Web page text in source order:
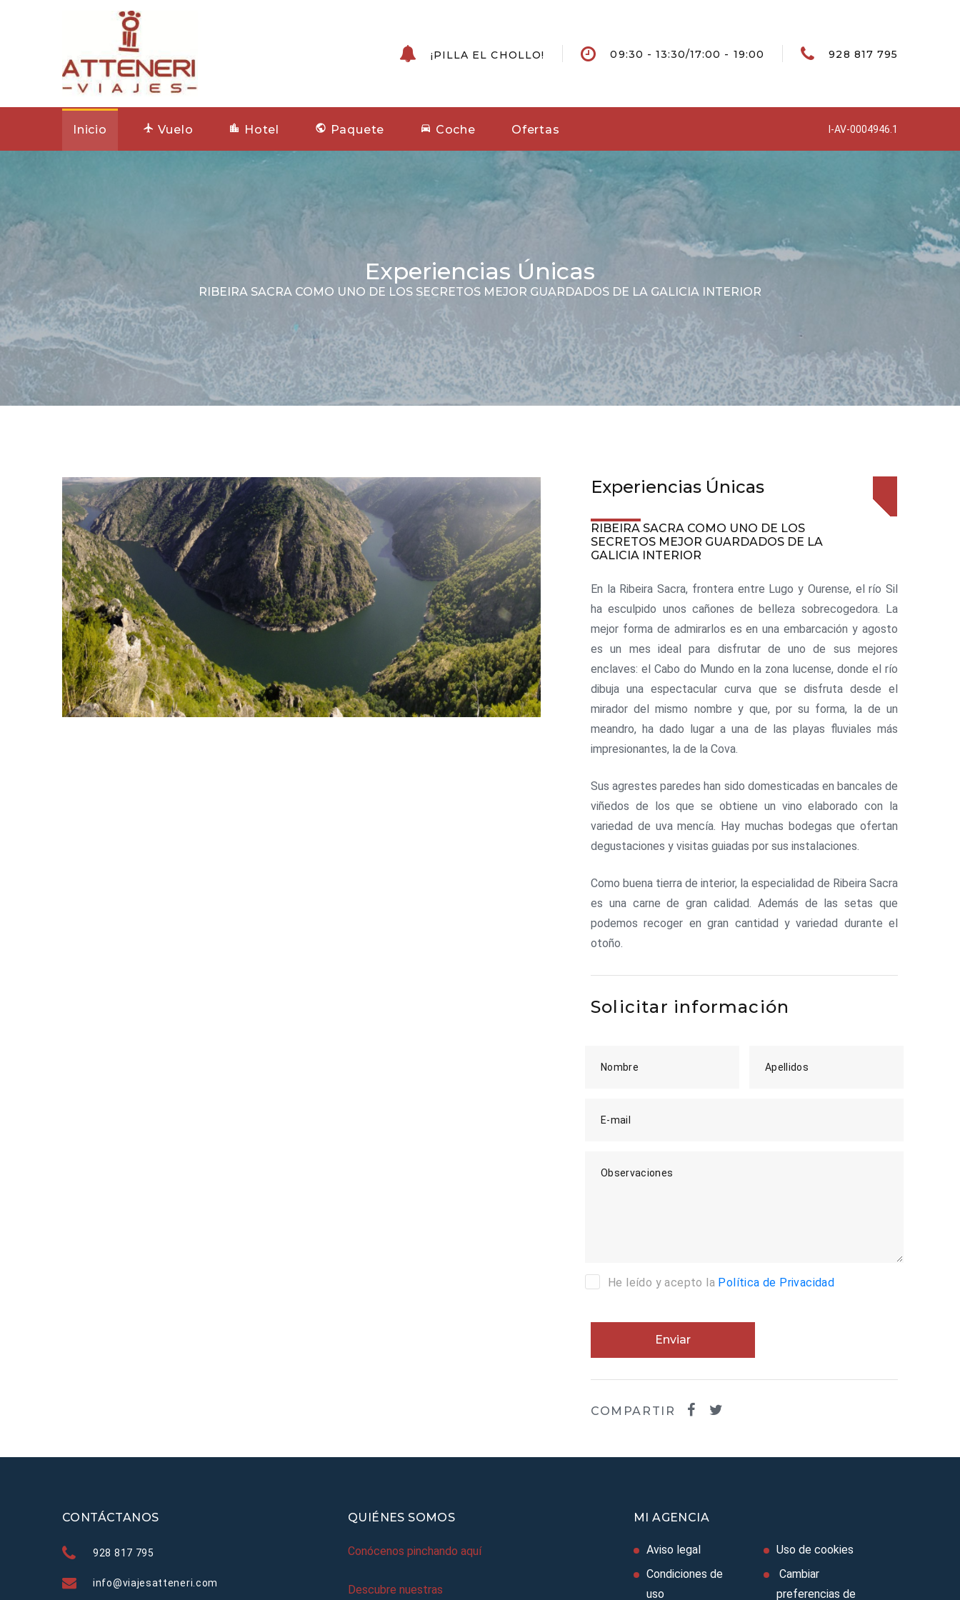
¡PILLA EL CHOLLO! 09:30 - 13:30/17:00 - 19:00 928 817 795
I-AV-0004946.1
Inicio Vuelo Hotel Paquete Coche Ofertas
Experiencias Únicas
RIBEIRA SACRA COMO UNO DE LOS SECRETOS MEJOR GUARDADOS DE LA GALICIA INTERIOR
Experiencias Únicas
RIBEIRA SACRA COMO UNO DE LOS
SECRETOS MEJOR GUARDADOS DE LA
GALICIA INTERIOR
En la Ribeira Sacra, frontera entre Lugo y Ourense, el río Sil
ha esculpido unos cañones de belleza sobrecogedora. La
mejor forma de admirarlos es en una embarcación y agosto
es un mes ideal para disfrutar de uno de sus mejores
enclaves: el Cabo do Mundo en la zona lucense, donde el río
dibuja una espectacular curva que se disfruta desde el
mirador del mismo nombre y que, por su forma, la de un
meandro, ha dado lugar a una de las playas fluviales más
impresionantes, la de la Cova.
Sus agrestes paredes han sido domesticadas en bancales de
viñedos de los que se obtiene un vino elaborado con la
variedad de uva mencía. Hay muchas bodegas que ofertan
degustaciones y visitas guiadas por sus instalaciones.
Como buena tierra de interior, la especialidad de Ribeira Sacra
es una carne de gran calidad. Además de las setas que
podemos recoger en gran cantidad y variedad durante el
otoño.
Solicitar información
Nombre Apellidos
E-mail
Observaciones
He leído y acepto la Política de Privacidad
Enviar
COMPARTIR
CONTÁCTANOS
928 817 795
info@viajesatteneri.com
QUIÉNES SOMOS
Conócenos pinchando aquí
Descubre nuestras
MI AGENCIA
Aviso legal
Condiciones de
uso
Uso de cookies
Cambiar
preferencias de